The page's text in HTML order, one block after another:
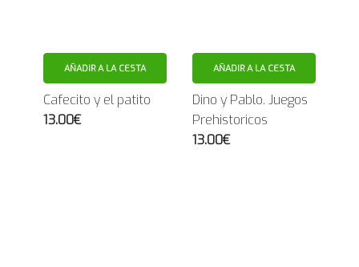
AÑADIR A LA CESTA
Cafecito y el patito
13.00€
AÑADIR A LA CESTA
Dino y Pablo. Juegos
Prehistoricos
13.00€